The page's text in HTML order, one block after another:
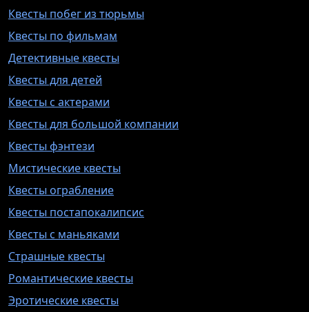
Квесты побег из тюрьмы
Квесты по фильмам
Детективные квесты
Квесты для детей
Квесты с актерами
Квесты для большой компании
Квесты фэнтези
Мистические квесты
Квесты ограбление
Квесты постапокалипсис
Квесты с маньяками
Страшные квесты
Романтические квесты
Эротические квесты